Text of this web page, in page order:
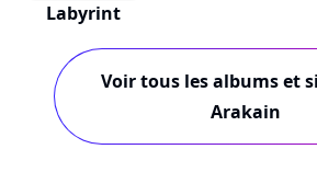
Labyrint
Voir tous les albums et
Arakain